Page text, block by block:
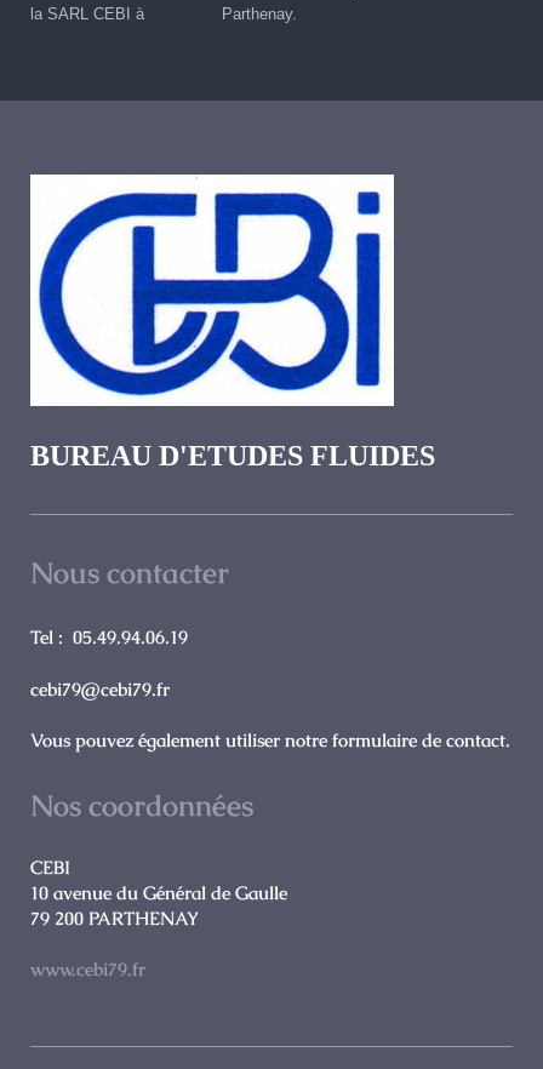
la SARL CEBI à Parthenay.
BUREAU D'ETUDES FLUIDES
Nous contacter
Tel : 05.49.94.06.19
cebi79@cebi79.fr
Vous pouvez également utiliser notre formulaire de contact.
Nos coordonnées
CEBI
10 avenue du Général de Gaulle
79 200 PARTHENAY
www.cebi79.fr